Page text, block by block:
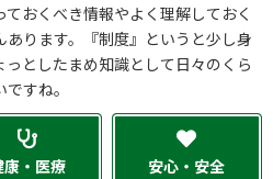
おくべき情報やよく理解しておく
ります。『制度』というと少し身
としたまめ知識として日々のくら
すね。
康・医療 安心・安全